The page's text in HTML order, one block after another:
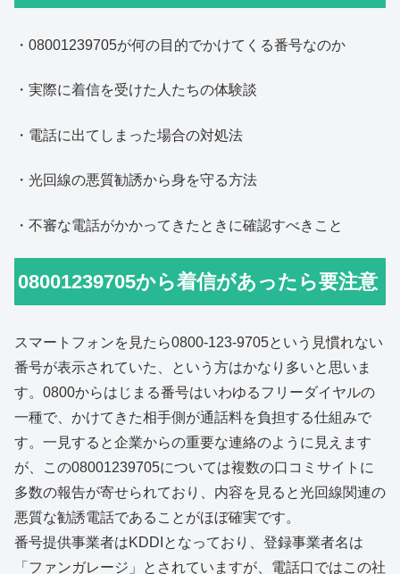
・08001239705が何の目的でかけてくる番号なのか
・実際に着信を受けた人たちの体験談
・電話に出てしまった場合の対処法
・光回線の悪質勧誘から身を守る方法
・不審な電話がかかってきたときに確認すべきこと
08001239705から着信があったら要注意
スマートフォンを見たら0800-123-9705という見慣れない
番号が表示されていた、という方はかなり多いと思いま
す。0800からはじまる番号はいわゆるフリーダイヤルの
一種で、かけてきた相手側が通話料を負担する仕組みで
す。一見すると企業からの重要な連絡のように見えます
が、この08001239705については複数の口コミサイトに
多数の報告が寄せられており、内容を見ると光回線関連の
悪質な勧誘電話であることがほぼ確実です。
番号提供事業者はKDDIとなっており、登録事業者名は
「ファンガレージ」とされていますが、電話口ではこの社